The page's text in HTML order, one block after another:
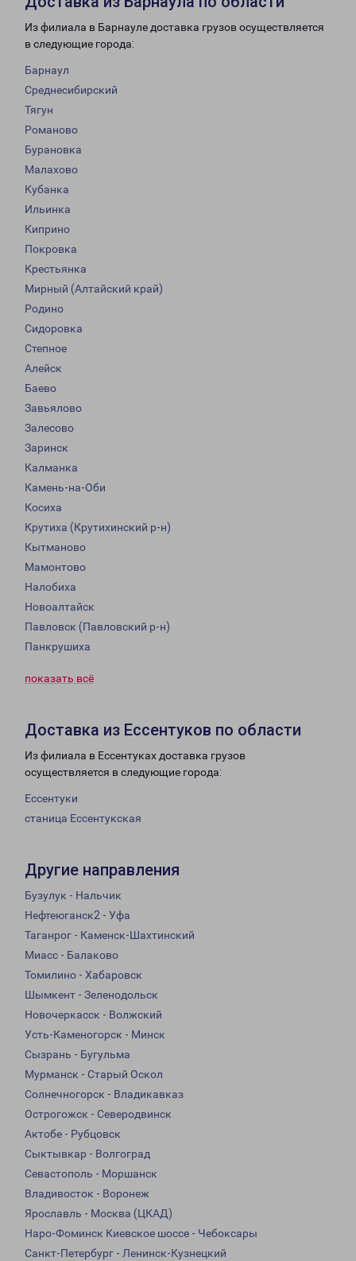
Из филиала в Барнауле доставка грузов осуществляется
в следующие города:
Барнаул
Среднесибирский
Тягун
Романово
Бурановка
Малахово
Кубанка
Ильинка
Киприно
Покровка
Крестьянка
Мирный (Алтайский край)
Родино
Сидоровка
Степное
Алейск
Баево
Завьялово
Залесово
Заринск
Калманка
Камень-на-Оби
Косиха
Крутиха (Крутихинский р-н)
Кытманово
Мамонтово
Налобиха
Новоалтайск
Павловск (Павловский р-н)
Панкрушиха
показать всё
Доставка из Ессентуков по области
Из филиала в Ессентуках доставка грузов
осуществляется в следующие города:
Ессентуки
станица Ессентукская
Другие направления
Бузулук - Нальчик
Нефтеюганск2 - Уфа
Таганрог - Каменск-Шахтинский
Миасс - Балаково
Томилино - Хабаровск
Шымкент - Зеленодольск
Новочеркасск - Волжский
Усть-Каменогорск - Минск
Сызрань - Бугульма
Мурманск - Старый Оскол
Солнечногорск - Владикавказ
Острогожск - Северодвинск
Актобе - Рубцовск
Сыктывкар - Волгоград
Севастополь - Моршанск
Владивосток - Воронеж
Ярославль - Москва (ЦКАД)
Наро-Фоминск Киевское шоссе - Чебоксары
Санкт-Петербург - Ленинск-Кузнецкий